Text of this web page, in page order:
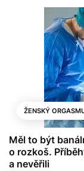
ŽENSKÝ
Měl to být
o rozkoš.
a nevěřili